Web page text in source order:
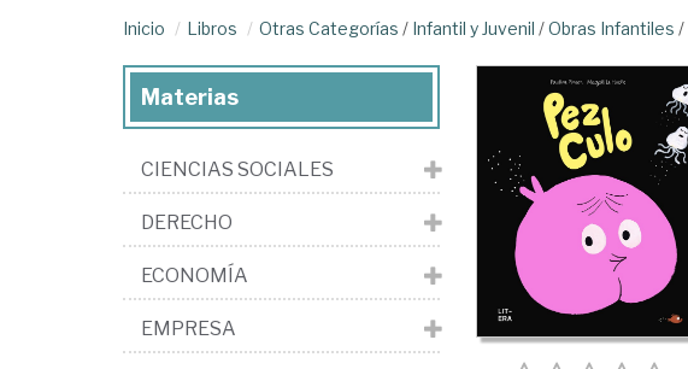
Inicio Libros Otras Categorías / Infantil y Juvenil /Obras Infantiles /
Materias
CIENCIAS SOCIALES
DERECHO
ECONOMÍA
EMPRESA